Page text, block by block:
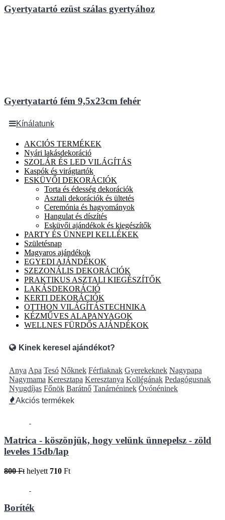
Gyertyatartó ezüst szálas gyertyához
Gyertyatartó fém 9,5x23cm fehér
Kínálatunk
AKCIÓS TERMÉKEK
Nyári lakásdekoráció
SZOLÁR ÉS LED VILÁGÍTÁS
Kaspók és virágtartók
ESKÜVŐI DEKORÁCIÓK
Torta és édesség dekorációk
Asztali dekorációk és ültetés
Ceremónia és hagyományok
Hangulat és díszítés
Esküvői ajándékok és kiegészítők
PARTY ÉS ÜNNEPI KELLÉKEK
Születésnap
Magyaros ajándékok
EGYEDI AJÁNDÉKOK
SZEZONÁLIS DEKORÁCIÓK
PRAKTIKUS ASZTALI KIEGÉSZÍTŐK
LAKÁSDEKORÁCIÓ
KERTI DEKORÁCIÓK
OTTHON VILÁGÍTÁSTECHNIKA
KÉZMŰVES ALAPANYAGOK
WELLNES FÜRDŐS AJÁNDÉKOK
Kinek keresel ajándékot?
Anya Apa Tesó Nőknek Férfiaknak Gyerekeknek Nagypapa
Nagymama Keresztapa Keresztanya Kollégának Pedagógusnak
Nyugdíjas Főnök Barátnő Tanárnéninek Óvónéninek
Akciós termékek
Matrica - köszönjük, hogy velünk ünnepelsz - zöld
leveles 15db/lap
800 Ft helyett 710 Ft
Boríték